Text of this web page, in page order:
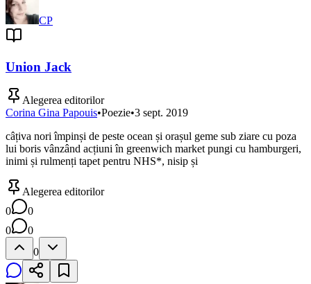
CP
Union Jack
Alegerea editorilor
Corina Gina Papouis•Poezie•3 sept. 2019
câțiva nori împinși de peste ocean și orașul geme sub ziare cu poza
lui boris vânzând acțiuni în greenwich market pungi cu hamburgeri,
inimi și rulmenți tapet pentru NHS*, nisip și
Alegerea editorilor
0
0
0
0
0